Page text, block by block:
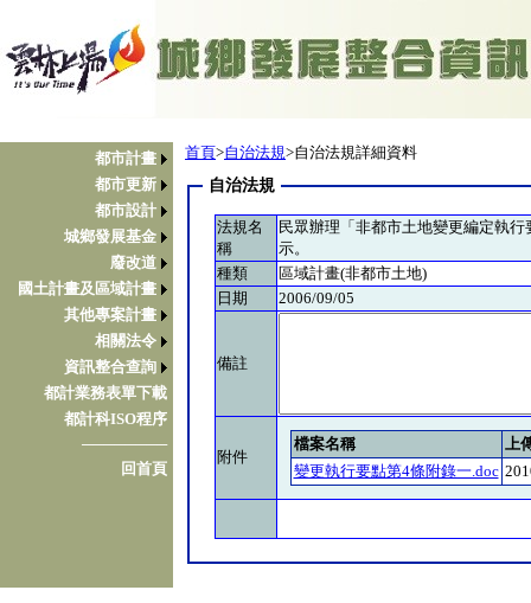
都市計畫
都市更新
都市設計
城鄉發展基金
廢改道
國土計畫及區域計畫
其他專案計畫
相關法令
資訊整合查詢
都計業務表單下載
都計科ISO程序
────────
回首頁
首頁>自治法規>自治法規詳細資料
自治法規
法規名
稱
民眾辦理「非都市土地變更編定執
示。
種類
區域計畫(非都市土地)
日期
2006/09/05
備註
附件
檔案名稱
上
變更執行要點第4條附錄一.doc